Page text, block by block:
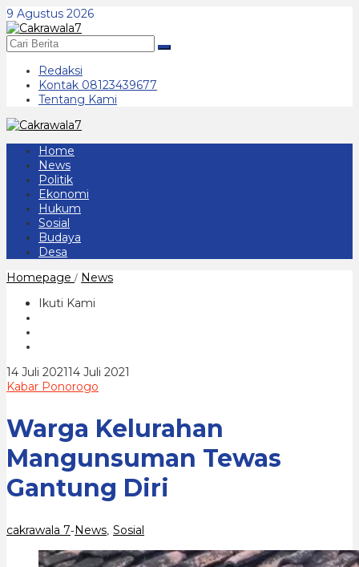
Lewati
ke
konten
9 Agustus 2026
Redaksi
Kontak 08123439677
Tentang Kami
Home
News
Politik
Ekonomi
Hukum
Sosial
Budaya
Desa
Homepage / NewsWarga
Ikuti Kami
14 Juli 202114 Juli 2021
Kabar Ponorogo
Warga Kelurahan
Mangunsuman Tewas
Gantung Diri
cakrawala 7-News Sosial